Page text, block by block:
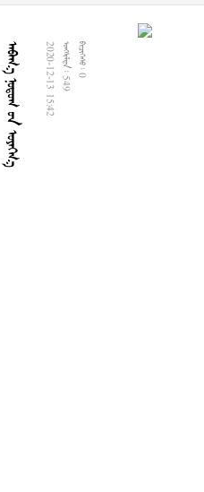
    2020-12-13 15:42  549  0